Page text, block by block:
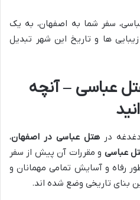
سفر شما به اصفهان، به یک
ها و تاریخ این شهر تبدیل
عباسی – آنچه
در هتل عباسی در اصفهان،
عباسی و مقررات آن پیش از سفر
رفاه و آسایش تمامی مهمانان و
بنای تاریخی وضع شده اند.